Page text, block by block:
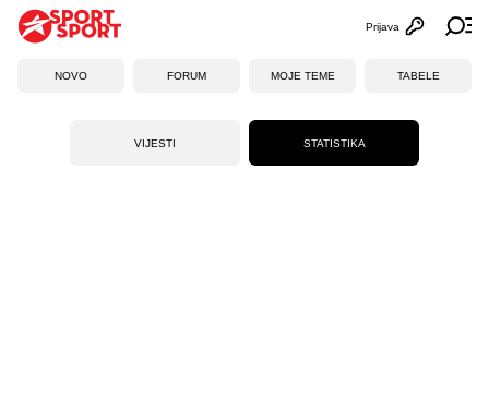
Otvori
Prijava
NOVO FORUM MOJE TEME TABELE
VIJESTI STATISTIKA